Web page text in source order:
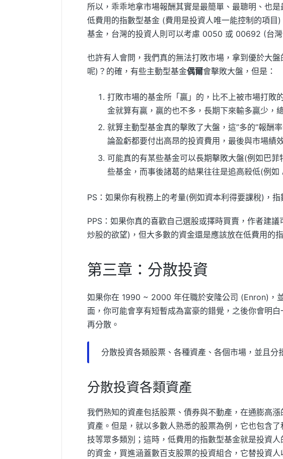
所以，乖乖地拿市場報酬其實是最簡單、最聰明、也
低費用的指數型基金 (費用是投資人唯一能控制的項
基金，台灣的投資人則可以考慮 0050 或 00692 (台灣
也許有人會問，我們真的無法打敗市場，拿到優於大
呢)？的確，有些主動型基金偶爾會擊敗大盤，但是：
打敗市場的基金所「贏」的，比不上被市場打敗
金就算有贏，贏的也不多，長期下來輸多贏少，
就算主動型基金真的擊敗了大盤，這”多的”報酬
論盈虧都要付出高昂的投資費用，最後與市場績
可能真的有某些基金可以長期擊敗大盤(例如巴
些基金，而事後諸葛的結果往往是追高殺低(例如
PS：如果你有稅務上的考量(例如資本利得要課稅)，
PPS：如果你真的喜歡自己選股或擇時買賣，作者建
炒股的欲望)，但大多數的資金還是應該放在低費用的
第三章：分散投資
如果你在 1990 ~ 2000 年任職於安隆公司 (Enron)，
面，你可能會享有短暫成為富豪的錯覺，之後你會明
再分散。
分散投資各類股票、各種資產、各個市場，並且分
分散投資各類資產
我們熟知的資產包括股票、債券與不動產，在通膨高
資產。但是，就以多數人熟悉的股票為例，它也包含
技等眾多類別；這時，低費用的指數型基金就是投資
的資金，買進涵蓋數百支股票的投資組合，它替投資